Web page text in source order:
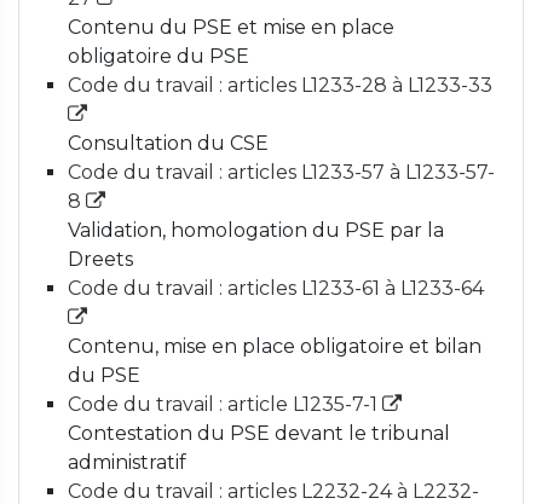
Contenu du PSE et mise en place
obligatoire du PSE
Code du travail : articles L1233-28 à L1233-33
Consultation du CSE
Code du travail : articles L1233-57 à L1233-57-
8
Validation, homologation du PSE par la
Dreets
Code du travail : articles L1233-61 à L1233-64
Contenu, mise en place obligatoire et bilan
du PSE
Code du travail : article L1235-7-1
Contestation du PSE devant le tribunal
administratif
Code du travail : articles L2232-24 à L2232-